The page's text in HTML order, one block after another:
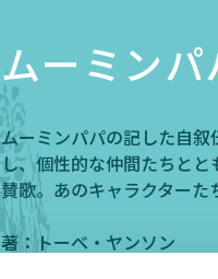
ムーミンパ
ムーミンパパの記した自
し、個性的な仲間たちと
賛歌。あのキャラクターた
著：トーベ・ヤンソン